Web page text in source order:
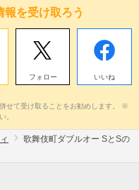
報を受け取ろう
フォロー いいね
せて受け取ることをお勧めします。 ※
。
歌舞伎町ダブルオー SとSの